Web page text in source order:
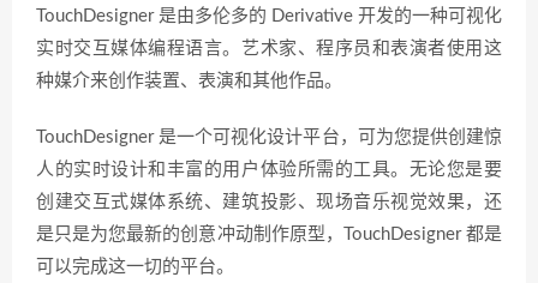
TouchDesigner 是由多伦多的 Derivative 开发的一种可视化
实时交互媒体编程语言。艺术家、程序员和表演者使用这
种媒介来创作装置、表演和其他作品。
TouchDesigner 是一个可视化设计平台，可为您提供创建惊
人的实时设计和丰富的用户体验所需的工具。无论您是要
创建交互式媒体系统、建筑投影、现场音乐视觉效果，还
是只是为您最新的创意冲动制作原型，TouchDesigner 都是
可以完成这一切的平台。